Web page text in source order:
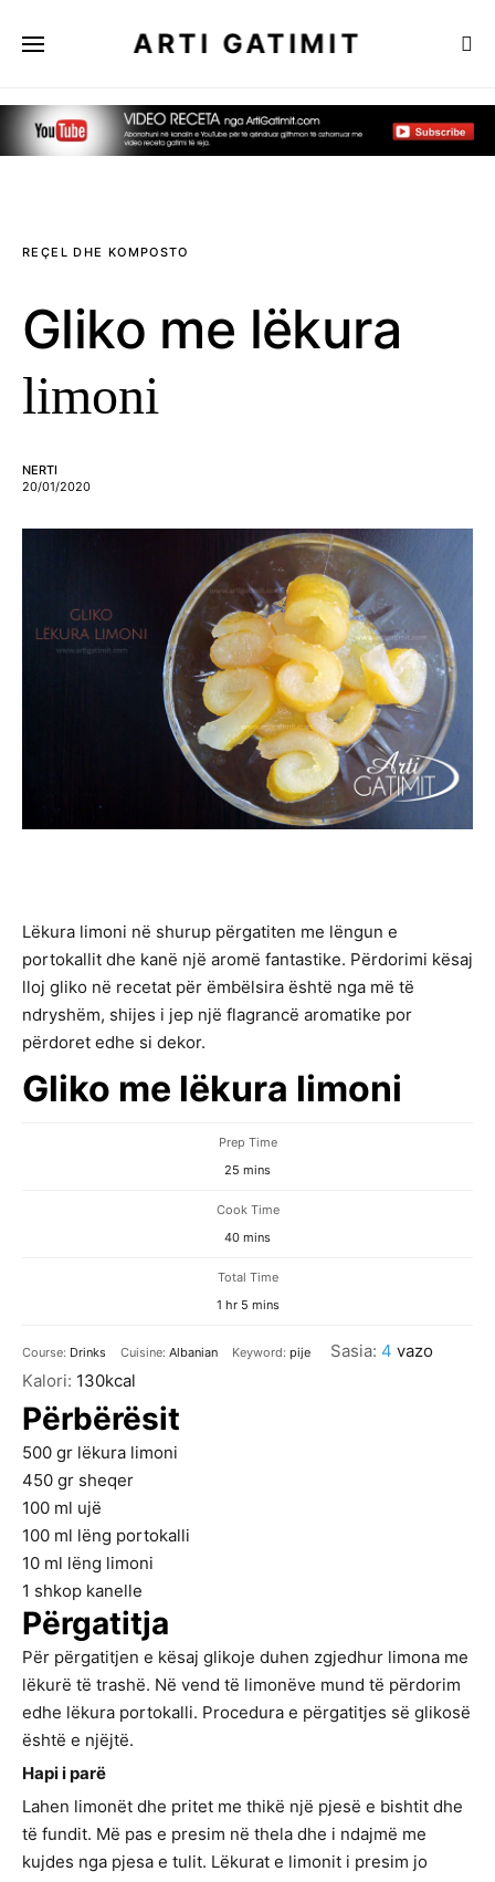
ARTI GATIMIT
REÇEL DHE KOMPOSTO
Gliko me lëkura
limoni
NERTI
20/01/2020
Lëkura limoni në shurup përgatiten me lëngun e
portokallit dhe kanë një aromë fantastike. Përdorimi kësaj
lloj gliko në recetat për ëmbëlsira është nga më të
ndryshëm, shijes i jep një flagrancë aromatike por
përdoret edhe si dekor.
Gliko me lëkura limoni
Prep Time
25 minutes
mins
Cook Time
40minutes
mins
Total Time
1hour
hr 5minutes
mins
Course: Drinks Cuisine:Albanian Keyword:pije Sasia: 4 vazo
Kalori: 130kcal
Përbërësit
500 gr lëkura limoni
450 gr sheqer
100 ml ujë
100 ml lëng portokalli
10 ml lëng limoni
1 shkop kanelle
Përgatitja
Për përgatitjen e kësaj glikoje duhen zgjedhur limona me
lëkurë të trashë. Në vend të limonëve mund të përdorim
edhe lëkura portokalli. Procedura e përgatitjes së glikosë
është e njëjtë.
Hapi i parë
Lahen limonët dhe pritet me thikë një pjesë e bishtit dhe
të fundit. Më pas e presim në thela dhe i ndajmë me
kujdes nga pjesa e tulit. Lëkurat e limonit i presim jo